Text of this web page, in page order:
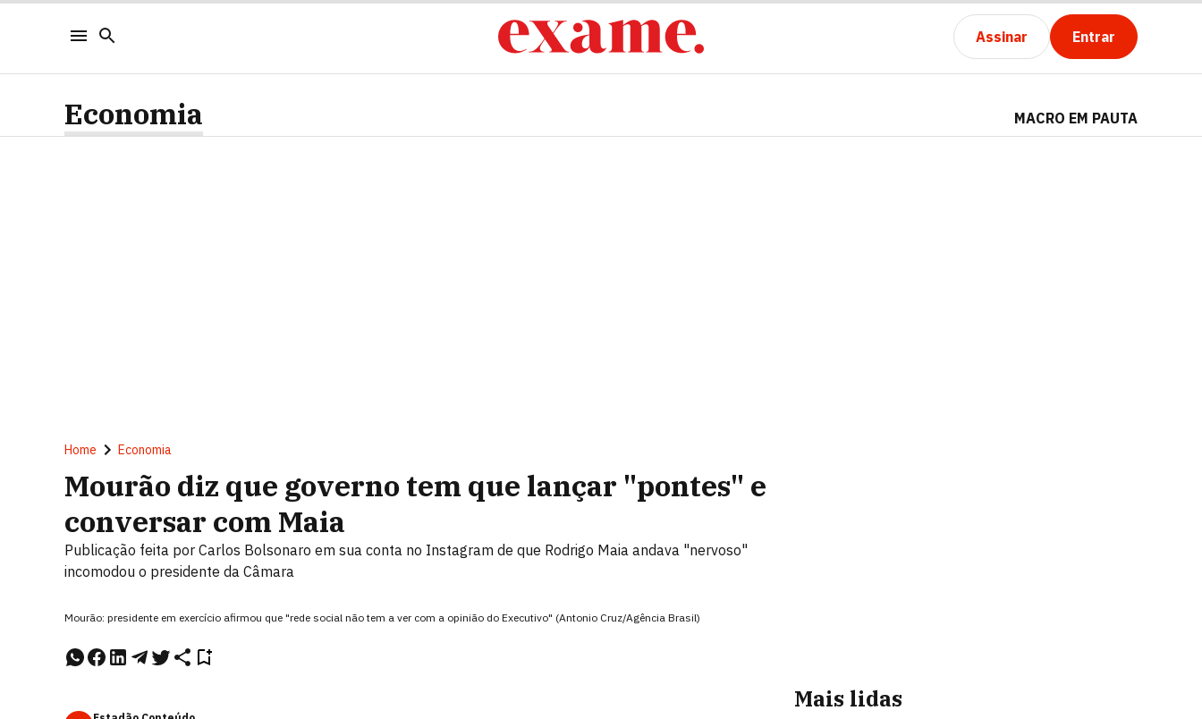
Assinar Entrar
Economia MACRO EM PAUTA
Home Economia
Mourão diz que governo tem que lançar "pontes" e
conversar com Maia
Publicação feita por Carlos Bolsonaro em sua conta no Instagram de que Rodrigo Maia andava "nervoso"
incomodou o presidente da Câmara
Mourão: presidente em exercício afirmou que "rede social não tem a ver com a opinião do Executivo" (Antonio Cruz/Agência Brasil)
Mais lidas